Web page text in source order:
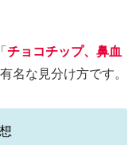
チョコチップ、鼻血
名な見分け方です。